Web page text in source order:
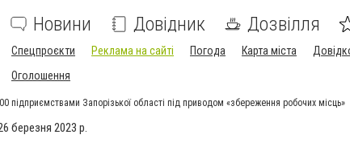
Новини Довідник Дозвілля
Спецпроєкти Реклама на сайті Погода Карта міста
Оголошення
підприємствами Запорізької області під приводом «збереження робочих місць»
березня 2023 р.